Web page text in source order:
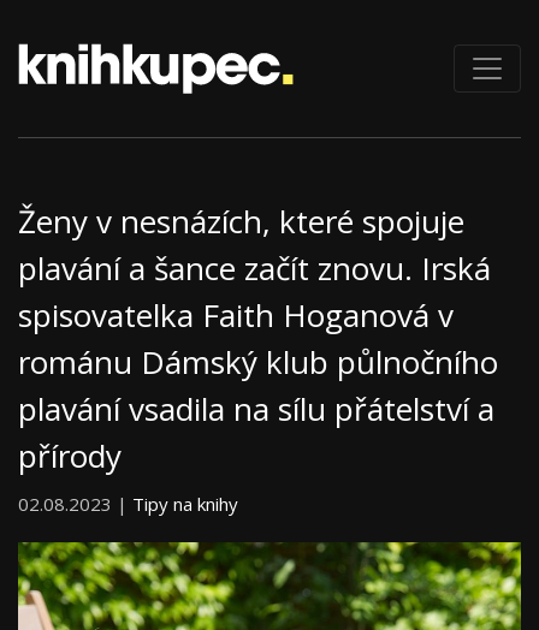
Ženy v nesnázích, které spojuje
plavání a šance začít znovu. Irská
spisovatelka Faith Hoganová v
románu Dámský klub půlnočního
plavání vsadila na sílu přátelství a
přírody
02.08.2023 | Tipy na knihy